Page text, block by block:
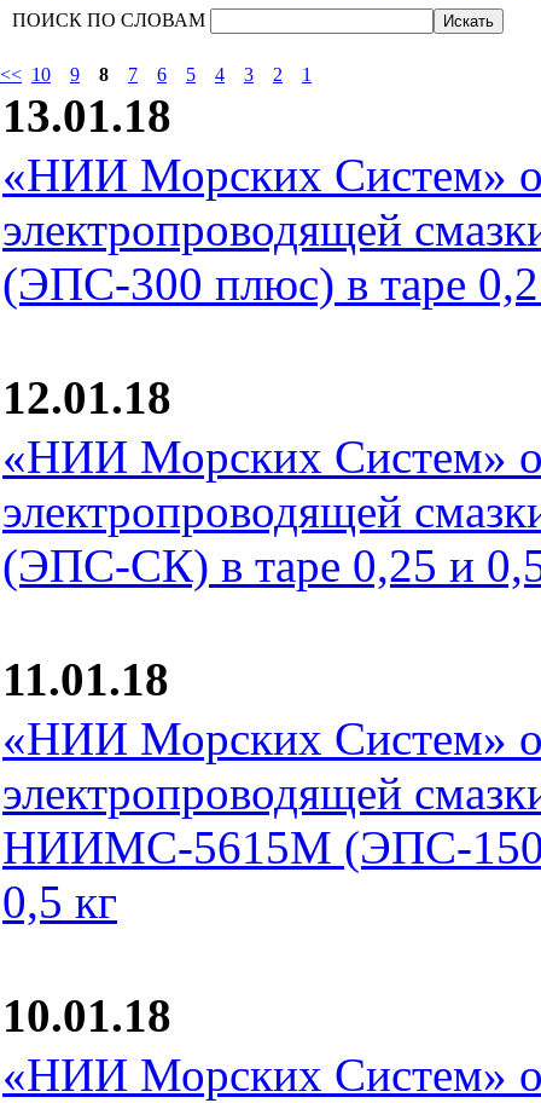
ПОИСК ПО СЛОВАМ
<< 10 9 8 7 6 5 4 3 2 1
13.01.18
«НИИ Морских Систем»
электропроводящей
(ЭПС-300 плюс) в таре
12.01.18
«НИИ Морских Систем»
электропроводящей
(ЭПС-СК) в таре 0,25 и
11.01.18
«НИИ Морских Систем»
электропроводящей
НИИМС-5615М (ЭПС-
0,5 кг
10.01.18
«НИИ Морских Систем»